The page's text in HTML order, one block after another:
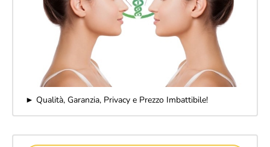
► Qualità, Garanzia, Privacy e Prezzo Imbattibile!